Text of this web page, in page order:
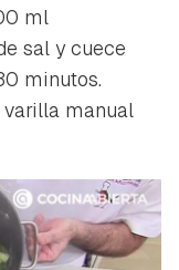
ml
sal y cuece
minutos.
varilla manual